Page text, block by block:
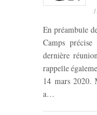
En préambule
Camps
dernière
rappelle
14 mars
a…